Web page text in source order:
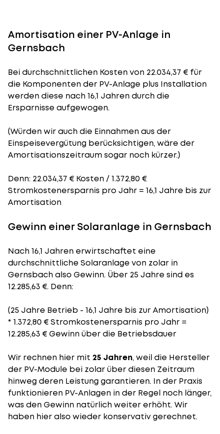
Amortisation einer PV-Anlage in
Gernsbach
Bei durchschnittlichen Kostenvon 22.034,37 € für
die Komponenten der PV-Anlage plus Installation
werden diese nach 16,1 Jahren durch die
Ersparnisse aufgewogen.
(Würden wir auch die Einnahmen aus der
Einspeisevergütung berücksichtigen, wäre der
Amortisationszeitraumsogar noch kürzer.)
Denn: 22.034,37 € Kosten / 1.372,80 €
Stromkostenersparnis pro Jahr = 16,1 Jahre bis zur
Amortisation
Gewinn einer Solaranlage in Gernsbach
Nach 16,1 Jahren erwirtschaftet eine
durchschnittliche Solaranlage von zolar in
Gernsbach also Gewinn. Über 25 Jahre sind es
12.285,63 €. Denn:
(25 Jahre Betrieb - 16,1 Jahre bis zur Amortisation)
* 1.372,80 € Stromkostenersparnis pro Jahr =
12.285,63 € Gewinn über die Betriebsdauer
Wir rechnen hier mit 25 Jahren, weil die Hersteller
der PV-Module bei zolar über diesen Zeitraum
hinweg deren Leistung garantieren. In der Praxis
funktionieren PV-Anlagen in der Regel noch länger,
was den Gewinn natürlich weiter erhöht. Wir
haben hier also wieder konservativ gerechnet.